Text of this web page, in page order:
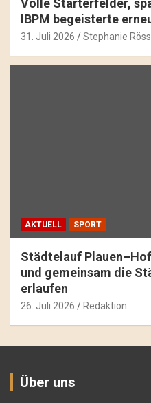
Volle Starterfelder,
IBPM begeisterte
31. Juli 2026 Stephanie
AKTUELL SPORT
Städtelauf
und gemeinsam die
erlaufen
26. Juli 2026 Redaktion
Über uns